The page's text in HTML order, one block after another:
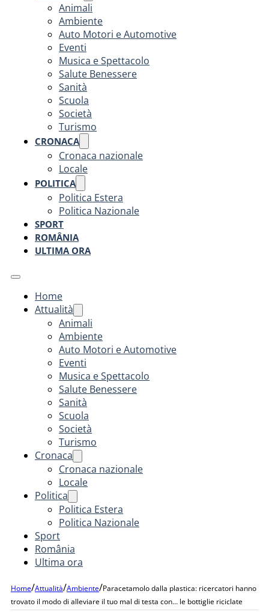
Animali
Ambiente
Auto Motori e Automotive
Eventi
Musica e Spettacolo
Salute Benessere
Sanità
Scuola
Società
Turismo
CRONACA
Cronaca nazionale
Locale
POLITICA
Politica Estera
Politica Nazionale
SPORT
ROMÂNIA
ULTIMA ORA
Home
Attualità
Animali
Ambiente
Auto Motori e Automotive
Eventi
Musica e Spettacolo
Salute Benessere
Sanità
Scuola
Società
Turismo
Cronaca
Cronaca nazionale
Locale
Politica
Politica Estera
Politica Nazionale
Sport
România
Ultima ora
Home/Attualità/Ambiente/Paracetamolo dalla plastica: ricercatori hanno
trovato il modo di alleviare il tuo mal di testa con… le bottiglie riciclate